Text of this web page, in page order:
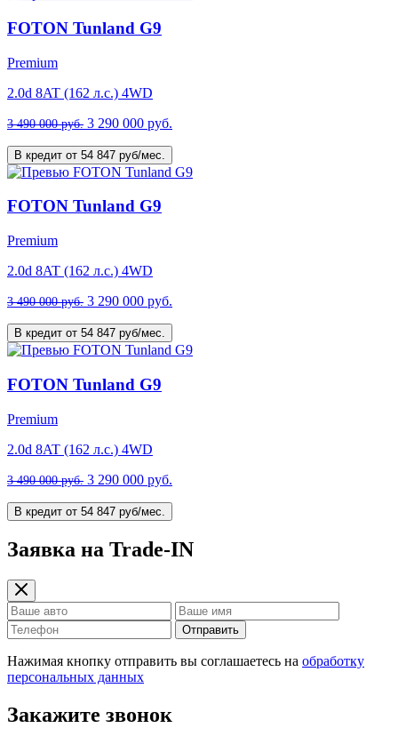
FOTON Tunland G9
Premium
2.0d 8AT (162 л.с.) 4WD
3 490 000 руб. 3 290 000 руб.
В кредит от 54 847 руб/мес.
FOTON Tunland G9
Premium
2.0d 8AT (162 л.с.) 4WD
3 490 000 руб. 3 290 000 руб.
В кредит от 54 847 руб/мес.
FOTON Tunland G9
Premium
2.0d 8AT (162 л.с.) 4WD
3 490 000 руб. 3 290 000 руб.
В кредит от 54 847 руб/мес.
Заявка на Trade-IN
Отправить
Нажимая кнопку отправить вы соглашаетесь на обработку
персональных данных
Закажите звонок